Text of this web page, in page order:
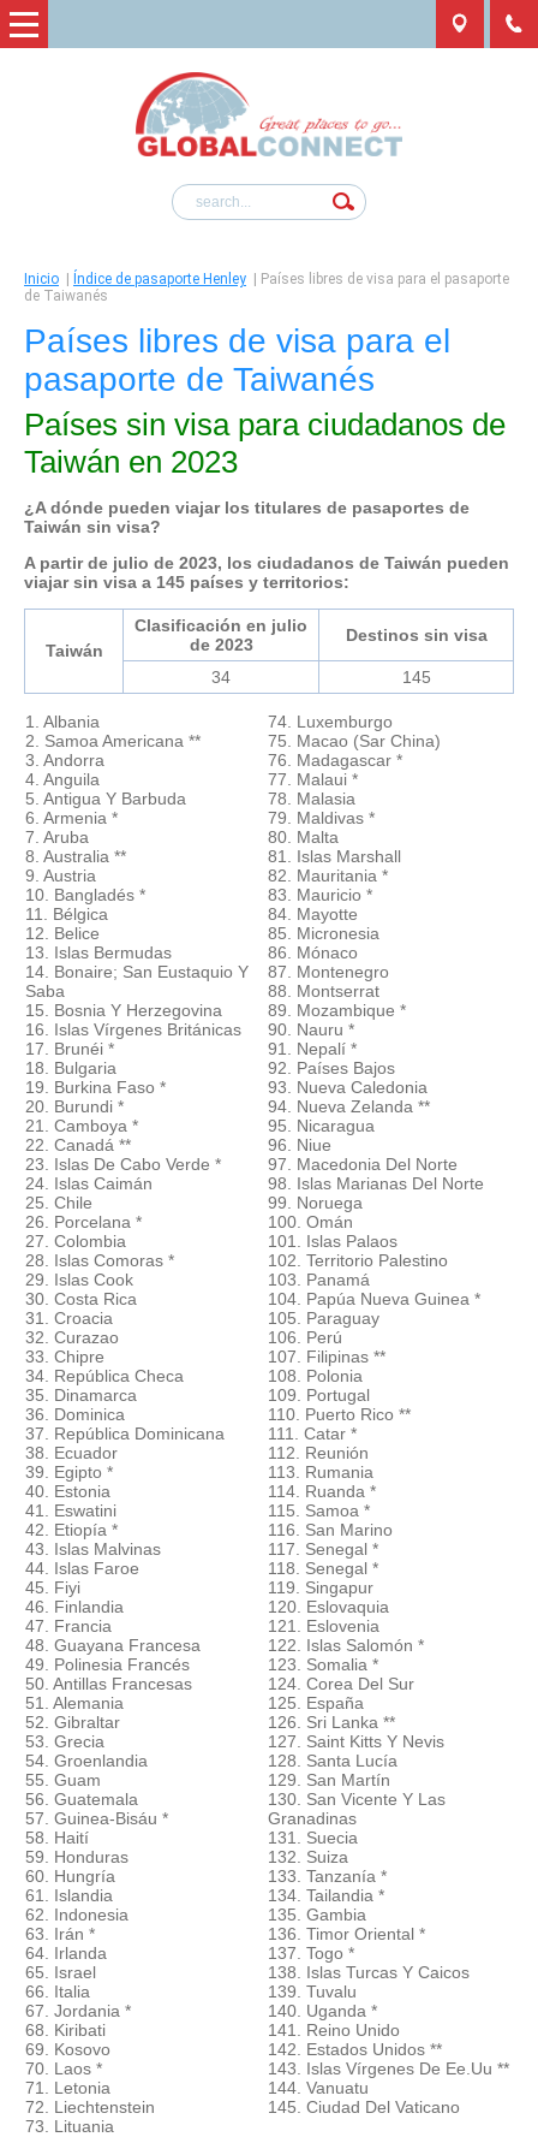
Inicio Índice de pasaporte Henley
Países libres de visa para el pasaporte
de Taiwanés
Países libres de visa para el
pasaporte de Taiwanés
Países sin visa para ciudadanos de
Taiwán en 2023
¿A dónde pueden viajar los titulares de pasaportes de
Taiwán sin visa?
A partir de julio de 2023, los ciudadanos de Taiwán pueden
viajar sin visa a 145 países y territorios:
Taiwán
Clasificación en julio
de 2023
Destinos sin visa
34 145
1. Albania
2. Samoa Americana **
3. Andorra
4. Anguila
5. Antigua Y Barbuda
6. Armenia *
7. Aruba
8. Australia **
9. Austria
10. Bangladés *
11. Bélgica
12. Belice
13. Islas Bermudas
14. Bonaire; San Eustaquio Y
Saba
15. Bosnia Y Herzegovina
16. Islas Vírgenes Británicas
17. Brunéi *
18. Bulgaria
19. Burkina Faso *
20. Burundi *
21. Camboya *
22. Canadá **
23. Islas De Cabo Verde *
24. Islas Caimán
25. Chile
26. Porcelana *
27. Colombia
28. Islas Comoras *
29. Islas Cook
30. Costa Rica
31. Croacia
32. Curazao
33. Chipre
34. República Checa
35. Dinamarca
36. Dominica
37. República Dominicana
38. Ecuador
39. Egipto *
40. Estonia
41. Eswatini
42. Etiopía *
43. Islas Malvinas
44. Islas Faroe
45. Fiyi
46. Finlandia
47. Francia
48. Guayana Francesa
49. Polinesia Francés
50. Antillas Francesas
51. Alemania
52. Gibraltar
53. Grecia
54. Groenlandia
55. Guam
56. Guatemala
57. Guinea-Bisáu *
58. Haití
59. Honduras
60. Hungría
61. Islandia
62. Indonesia
63. Irán *
64. Irlanda
65. Israel
66. Italia
67. Jordania *
68. Kiribati
69. Kosovo
70. Laos *
71. Letonia
72. Liechtenstein
73. Lituania
74. Luxemburgo
75. Macao (Sar China)
76. Madagascar *
77. Malaui *
78. Malasia
79. Maldivas *
80. Malta
81. Islas Marshall
82. Mauritania *
83. Mauricio *
84. Mayotte
85. Micronesia
86. Mónaco
87. Montenegro
88. Montserrat
89. Mozambique *
90. Nauru *
91. Nepalí *
92. Países Bajos
93. Nueva Caledonia
94. Nueva Zelanda **
95. Nicaragua
96. Niue
97. Macedonia Del Norte
98. Islas Marianas Del Norte
99. Noruega
100. Omán
101. Islas Palaos
102. Territorio Palestino
103. Panamá
104. Papúa Nueva Guinea *
105. Paraguay
106. Perú
107. Filipinas **
108. Polonia
109. Portugal
110. Puerto Rico **
111. Catar *
112. Reunión
113. Rumania
114. Ruanda *
115. Samoa *
116. San Marino
117. Senegal *
118. Senegal *
119. Singapur
120. Eslovaquia
121. Eslovenia
122. Islas Salomón *
123. Somalia *
124. Corea Del Sur
125. España
126. Sri Lanka **
127. Saint Kitts Y Nevis
128. Santa Lucía
129. San Martín
130. San Vicente Y Las
Granadinas
131. Suecia
132. Suiza
133. Tanzanía *
134. Tailandia *
135. Gambia
136. Timor Oriental *
137. Togo *
138. Islas Turcas Y Caicos
139. Tuvalu
140. Uganda *
141. Reino Unido
142. Estados Unidos **
143. Islas Vírgenes De Ee.Uu **
144. Vanuatu
145. Ciudad Del Vaticano